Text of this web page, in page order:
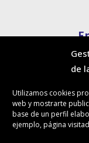
de
Utilizamos cookies
web y mostrarte
base de un perfil
ejemplo, página
Protección